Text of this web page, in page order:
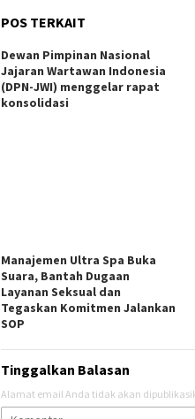
POS TERKAIT
Dewan Pimpinan Nasional
Jajaran Wartawan Indonesia
(DPN-JWI) menggelar rapat
konsolidasi
Manajemen Ultra Spa Buka
Suara, Bantah Dugaan
Layanan Seksual dan
Tegaskan Komitmen Jalankan
SOP
Tinggalkan Balasan
Alamat email Anda tidak akan